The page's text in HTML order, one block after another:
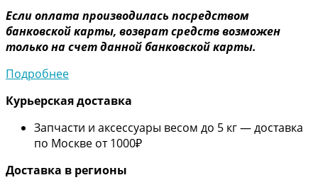
Если оплата производилась посредством
банковской карты, возврат средств возможен
только на счет данной банковской карты.
Подробнее
Курьерская доставка
Запчасти и аксессуары весом до 5 кг — доставка
по Москве от 1000₽
Доставка в регионы